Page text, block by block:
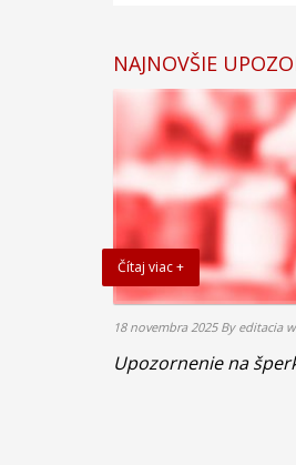
NAJNOVŠIE
Čítaj viac +
18 novembra 2025 By editacia
Upozornenie na